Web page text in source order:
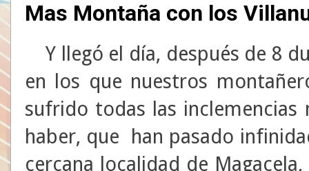
Mas Montaña con los
Y llegó el día, después de 8
en los que nuestros
sufrido todas las
haber, que han pasado
cercana localidad de